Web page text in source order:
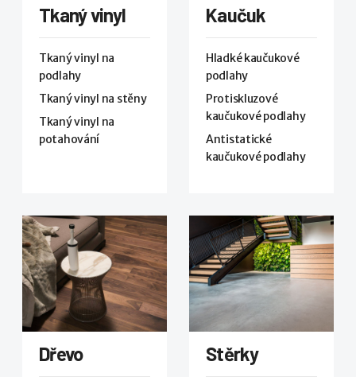
Tkaný vinyl
Tkaný vinyl na
podlahy
Tkaný vinyl na stěny
Tkaný vinyl na
potahování
Kaučuk
Hladké kaučukové
podlahy
Protiskluzové
kaučukové podlahy
Antistatické
kaučukové podlahy
Dřevo Stěrky